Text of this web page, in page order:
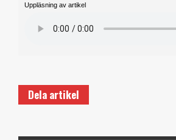
Uppläsning av artikel
Dela artikel